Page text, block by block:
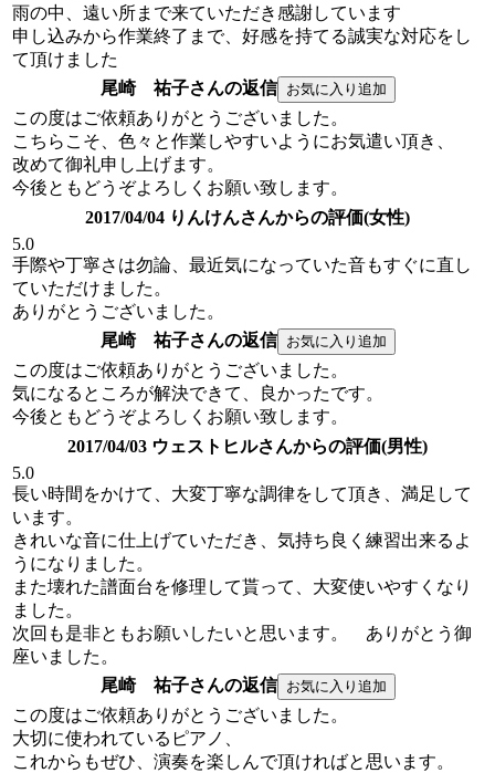
雨の中、遠い所まで来ていただき感謝しています
申し込みから作業終了まで、好感を持てる誠実な対応をし
て頂けました
尾崎 祐子さんの返信
この度はご依頼ありがとうございました。
こちらこそ、色々と作業しやすいようにお気遣い頂き、
改めて御礼申し上げます。
今後ともどうぞよろしくお願い致します。
2017/04/04 りんけんさんからの評価(女性)
5.0
手際や丁寧さは勿論、最近気になっていた音もすぐに直し
ていただけました。
ありがとうございました。
尾崎 祐子さんの返信
この度はご依頼ありがとうございました。
気になるところが解決できて、良かったです。
今後ともどうぞよろしくお願い致します。
2017/04/03 ウェストヒルさんからの評価(男性)
5.0
長い時間をかけて、大変丁寧な調律をして頂き、満足して
います。
きれいな音に仕上げていただき、気持ち良く練習出来るよ
うになりました。
また壊れた譜面台を修理して貰って、大変使いやすくなり
ました。
次回も是非ともお願いしたいと思います。 ありがとう御
座いました。
尾崎 祐子さんの返信
この度はご依頼ありがとうございました。
大切に使われているピアノ、
これからもぜひ、演奏を楽しんで頂ければと思います。